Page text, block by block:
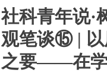
社科青年说·
观笔谈⑮ | 以
之要——在学